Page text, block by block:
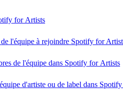
for Artists
l'équipe à rejoindre Spotify for
de l'équipe dans Spotify for Artists
d'artiste ou de label dans